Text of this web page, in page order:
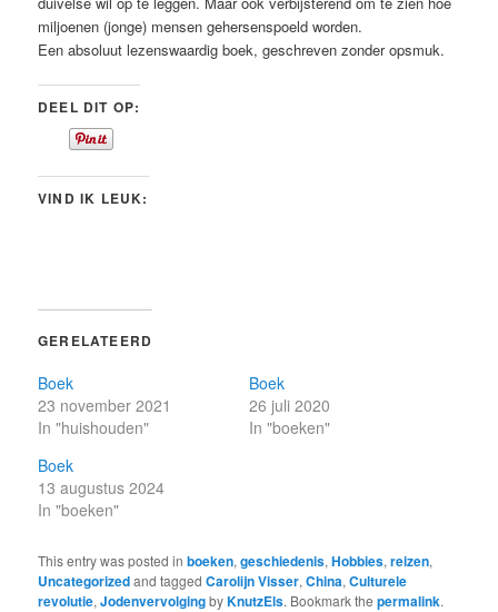
miljoenen (jonge) mensen gehersenspoeld worden.
Een absoluut lezenswaardig boek, geschreven zonder opsmuk.
DEEL DIT OP:
VIND IK LEUK:
GERELATEERD
Boek
23 november 2021
In "huishouden"
Boek
26 juli 2020
In "boeken"
Boek
13 augustus 2024
In "boeken"
This entry was posted inboeken,geschiedenis,Hobbies,reizen,
Uncategorizedand taggedCarolijn Visser,China,Culturele
revolutie,JodenvervolgingbyKnutzEls. Bookmark thepermalink.